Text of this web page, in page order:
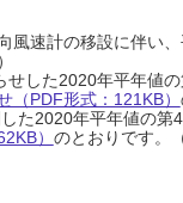
風速計の移設に伴い
せした2020年平年値
（PDF形式：121KB）
た2020年平年値の第
） のとおりです。